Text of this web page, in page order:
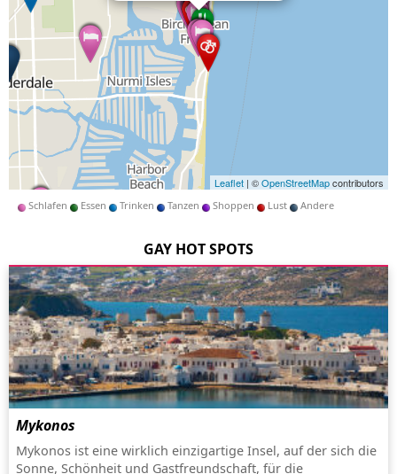
Leaflet | ©OpenStreetMapcontributors
Schlafen Essen Trinken Tanzen Shoppen Lust Andere
GAY HOT SPOTS
Mykonos
Mykonos ist eine wirklich einzigartige Insel, auf der sich die
Sonne, Schönheit und Gastfreundschaft, für die